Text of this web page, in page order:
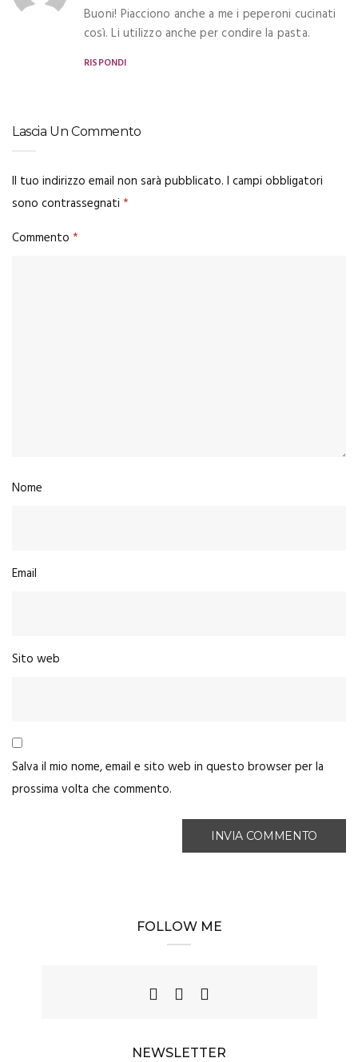
Buoni! Piacciono anche a me i peperoni cucinati
così. Li utilizzo anche per condire la pasta.
RISPONDI
Lascia Un Commento
Il tuo indirizzo email non sarà pubblicato. I campi obbligatori
sono contrassegnati *
Commento *
Nome
Email
Sito web
Salva il mio nome, email e sito web in questo browser per la
prossima volta che commento.
FOLLOW ME
NEWSLETTER